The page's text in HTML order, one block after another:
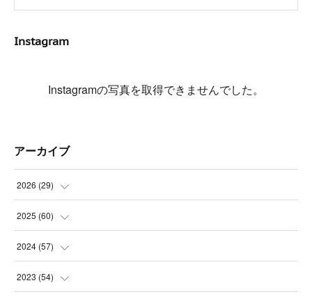
Instagram
Instagramの写真を取得できませんでした。
アーカイブ
2026 (29)
(5
(3
(7
2025 (60)
(3
(3
2024 (57)
(4
2023 (54)